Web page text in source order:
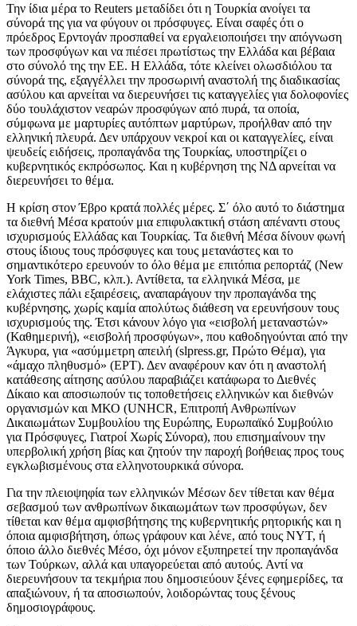
Την ίδια μέρα το Reuters μεταδίδει ότι η Τουρκία ανοίγει τα
σύνορά της για να φύγουν οι πρόσφυγες. Είναι σαφές ότι ο
πρόεδρος Ερντογάν προσπαθεί να εργαλειοποιήσει την απόγνωση
των προσφύγων και να πιέσει πρωτίστως την Ελλάδα και βέβαια
στο σύνολό της την ΕΕ. Η Ελλάδα, τότε κλείνει ολωσδιόλου τα
σύνορά της, εξαγγέλλει την προσωρινή αναστολή της διαδικασίας
ασύλου και αρνείται να διερευνήσει τις καταγγελίες για δολοφονίες
δύο τουλάχιστον νεαρών προσφύγων από πυρά, τα οποία,
σύμφωνα με μαρτυρίες αυτόπτων μαρτύρων, προήλθαν από την
ελληνική πλευρά. Δεν υπάρχουν νεκροί και οι καταγγελίες, είναι
ψευδείς ειδήσεις, προπαγάνδα της Τουρκίας, υποστηρίζει ο
κυβερνητικός εκπρόσωπος. Και η κυβέρνηση της ΝΔ αρνείται να
διερευνήσει το θέμα.
Η κρίση στον Έβρο κρατά πολλές μέρες. Σ΄ όλο αυτό το διάστημα
τα διεθνή Μέσα κρατούν μια επιφυλακτική στάση απέναντι στους
ισχυρισμούς Ελλάδας και Τουρκίας. Τα διεθνή Μέσα δίνουν φωνή
στους ίδιους τους πρόσφυγες και τους μετανάστες και το
σημαντικότερο ερευνούν το όλο θέμα με επιτόπια ρεπορτάζ (New
York Times, BBC, κλπ.). Αντίθετα, τα ελληνικά Μέσα, με
ελάχιστες πάλι εξαιρέσεις, αναπαράγουν την προπαγάνδα της
κυβέρνησης, χωρίς καμία απολύτως διάθεση να ερευνήσουν τους
ισχυρισμούς της. Έτσι κάνουν λόγο για «εισβολή μεταναστών»
(Καθημερινή), «εισβολή προσφύγων», που καθοδηγούνται από την
Άγκυρα, για «ασύμμετρη απειλή (slpress.gr, Πρώτο Θέμα), για
«άμαχο πληθυσμό» (ΕΡΤ). Δεν αναφέρουν καν ότι η αναστολή
κατάθεσης αίτησης ασύλου παραβιάζει κατάφωρα το Διεθνές
Δίκαιο και αποσιωπούν τις τοποθετήσεις ελληνικών και διεθνών
οργανισμών και ΜΚΟ (UNHCR, Επιτροπή Ανθρωπίνων
Δικαιωμάτων Συμβουλίου της Ευρώπης, Ευρωπαϊκό Συμβούλιο
για Πρόσφυγες, Γιατροί Χωρίς Σύνορα), που επισημαίνουν την
υπερβολική χρήση βίας και ζητούν την παροχή βοήθειας προς τους
εγκλωβισμένους στα ελληνοτουρκικά σύνορα.
Για την πλειοψηφία των ελληνικών Μέσων δεν τίθεται καν θέμα
σεβασμού των ανθρωπίνων δικαιωμάτων των προσφύγων, δεν
τίθεται καν θέμα αμφισβήτησης της κυβερνητικής ρητορικής και η
όποια αμφισβήτηση, όπως γράφουν και λένε, από τους ΝΥΤ, ή
όποιο άλλο διεθνές Μέσο, όχι μόνον εξυπηρετεί την προπαγάνδα
των Τούρκων, αλλά και υπαγορεύεται από αυτούς. Αντί να
διερευνήσουν τα τεκμήρια που δημοσιεύουν ξένες εφημερίδες, τα
απαξιώνουν, ή τα αποσιωπούν, λοιδορώντας τους ξένους
δημοσιογράφους.